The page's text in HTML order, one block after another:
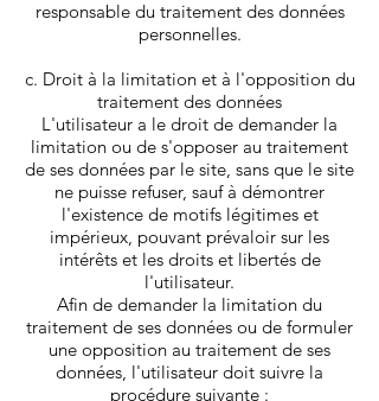
responsable du traitement des données
personnelles.
c. Droit à la limitation et à l'opposition du
traitement des données
L'utilisateur a le droit de demander la
limitation ou de s'opposer au traitement
de ses données par le site, sans que le site
ne puisse refuser, sauf à démontrer
l'existence de motifs légitimes et
impérieux, pouvant prévaloir sur les
intérêts et les droits et libertés de
l'utilisateur.
Afin de demander la limitation du
traitement de ses données ou de formuler
une opposition au traitement de ses
données, l'utilisateur doit suivre la
procédure suivante :